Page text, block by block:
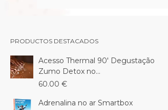
PRODUCTOS DESTACADOS
Acesso Thermal 90' Degustação
Zumo Detox no...
60.00 €
Adrenalina no ar Smartbox